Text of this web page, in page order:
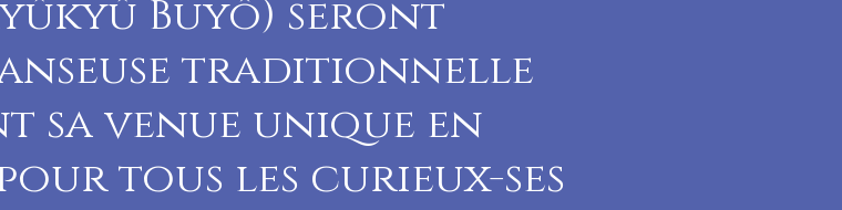
Buyô) seront
traditionnelle
sa venue unique en
tous les curieux-ses